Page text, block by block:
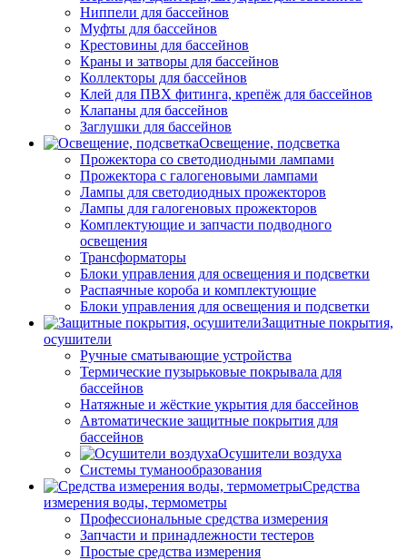
Ниппели для бассейнов
Муфты для бассейнов
Крестовины для бассейнов
Краны и затворы для бассейнов
Коллекторы для бассейнов
Клей для ПВХ фитинга, крепёж для бассейнов
Клапаны для бассейнов
Заглушки для бассейнов
Освещение, подсветка
Прожектора со светодиодными лампами
Прожектора с галогеновыми лампами
Лампы для светодиодных прожекторов
Лампы для галогеновых прожекторов
Комплектующие и запчасти подводного
освещения
Трансформаторы
Блоки управления для освещения и подсветки
Распаячные короба и комплектующие
Блоки управления для освещения и подсветки
Защитные покрытия,
осушители
Ручные сматывающие устройства
Термические пузырьковые покрывала для
бассейнов
Натяжные и жёсткие укрытия для бассейнов
Автоматические защитные покрытия для
бассейнов
Осушители воздуха
Системы туманообразования
Средства
измерения воды, термометры
Профессиональные средства измерения
Запчасти и принадлежности тестеров
Простые средства измерения